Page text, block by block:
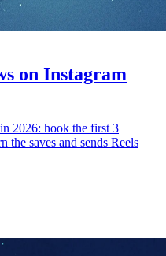
on Instagram
2026: hook the first 3
the saves and sends Reels